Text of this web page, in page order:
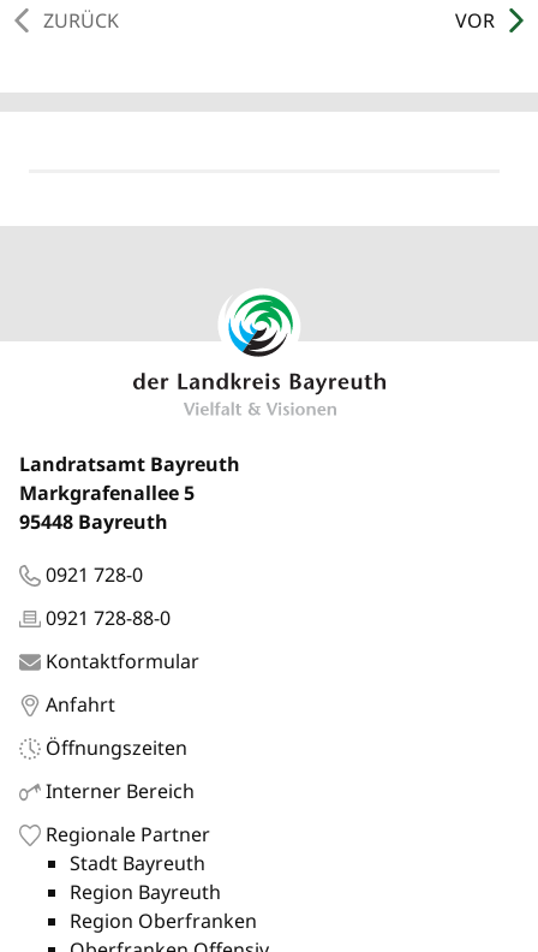
VOR
ZURÜCK
Landratsamt Bayreuth
Markgrafenallee 5
95448 Bayreuth
0921 728-0
0921 728-88-0
Kontaktformular
Anfahrt
Öffnungszeiten
Interner Bereich
Regionale Partner
Stadt Bayreuth
Region Bayreuth
Region Oberfranken